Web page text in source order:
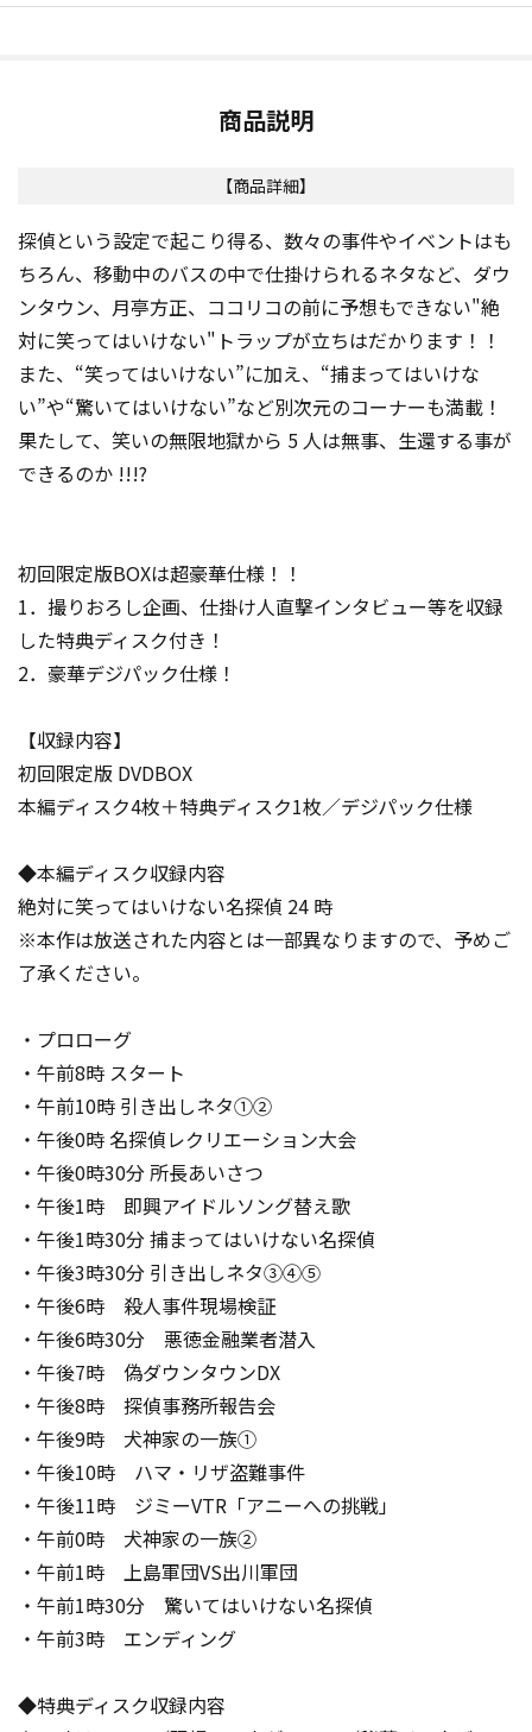
商品説明
【商品詳細】
探偵という設定で起こり得る、数々の事件やイベントはも
ちろん、移動中のバスの中で仕掛けられるネタなど、ダウ
ンタウン、月亭方正、ココリコの前に予想もできない"絶
対に笑ってはいけない"トラップが立ちはだかります！！
また、“笑ってはいけない”に加え、“捕まってはいけな
い”や“驚いてはいけない”など別次元のコーナーも満載！
果たして、笑いの無限地獄から 5 人は無事、生還する事が
できるのか !!!?
初回限定版BOXは超豪華仕様！！
1．撮りおろし企画、仕掛け人直撃インタビュー等を収録
した特典ディスク付き！
2．豪華デジパック仕様！
【収録内容】
初回限定版 DVDBOX
本編ディスク4枚＋特典ディスク1枚／デジパック仕様
◆本編ディスク収録内容
絶対に笑ってはいけない名探偵 24 時
※本作は放送された内容とは一部異なりますので、予めご
了承ください。
・プロローグ
・午前8時 スタート
・午前10時 引き出しネタ①②
・午後0時 名探偵レクリエーション大会
・午後0時30分 所長あいさつ
・午後1時 即興アイドルソング替え歌
・午後1時30分 捕まってはいけない名探偵
・午後3時30分 引き出しネタ③④⑤
・午後6時 殺人事件現場検証
・午後6時30分 悪徳金融業者潜入
・午後7時 偽ダウンタウンDX
・午後8時 探偵事務所報告会
・午後9時 犬神家の一族①
・午後10時 ハマ・リザ盗難事件
・午後11時 ジミーVTR「アニーへの挑戦」
・午前0時 犬神家の一族②
・午前1時 上島軍団VS出川軍団
・午前1時30分 驚いてはいけない名探偵
・午前3時 エンディング
◆特典ディスク収録内容